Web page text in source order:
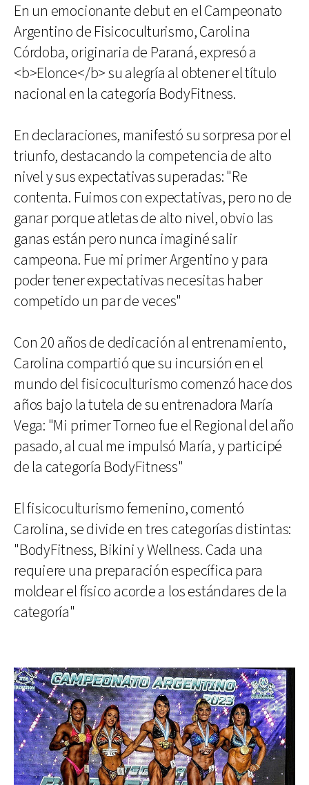
En un emocionante debut en el Campeonato
Argentino de Fisicoculturismo, Carolina
Córdoba, originaria de Paraná, expresó a
<b>Elonce</b> su alegría al obtener el título
nacional en la categoría BodyFitness.
En declaraciones, manifestó su sorpresa por el
triunfo, destacando la competencia de alto
nivel y sus expectativas superadas: "Re
contenta. Fuimos con expectativas, pero no de
ganar porque atletas de alto nivel, obvio las
ganas están pero nunca imaginé salir
campeona. Fue mi primer Argentino y para
poder tener expectativas necesitas haber
competido un par de veces"
Con 20 años de dedicación al entrenamiento,
Carolina compartió que su incursión en el
mundo del fisicoculturismo comenzó hace dos
años bajo la tutela de su entrenadora María
Vega: "Mi primer Torneo fue el Regional del año
pasado, al cual me impulsó María, y participé
de la categoría BodyFitness"
El fisicoculturismo femenino, comentó
Carolina, se divide en tres categorías distintas:
"BodyFitness, Bikini y Wellness. Cada una
requiere una preparación específica para
moldear el físico acorde a los estándares de la
categoría"